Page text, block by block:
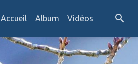
Accueil Album Vidéos